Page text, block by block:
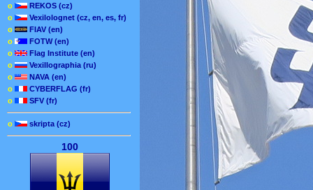
o
REKOS (cz)
o
Vexilolognet (cz, en, es, fr)
o
FIAV (en)
o
FOTW (en)
o
Flag Institute (en)
o
Vexillographia (ru)
o
NAVA (en)
o
CYBERFLAG (fr)
o
SFV (fr)
o skripta (cz)
100